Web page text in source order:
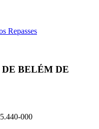
Repasses
BELÉM DE
000